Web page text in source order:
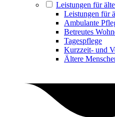
Leistungen für
Leistungen für
Ambulante
Betreutes
Tagespflege
Kurzzeit- und
Ältere